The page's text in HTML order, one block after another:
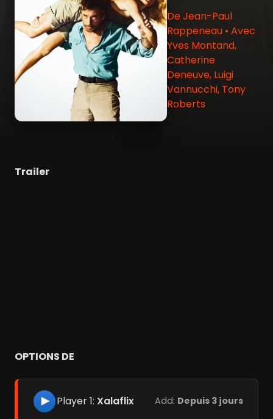
De Jean-Paul
Rappeneau • Avec
Yves Montand,
Catherine
Deneuve, Luigi
Vannucchi, Tony
Roberts
Trailer
OPTIONS DE
Player 1: Xalaflix Add: Depuis 3 jours